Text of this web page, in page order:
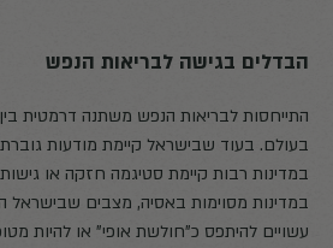
הבדלים בגישה לבריאות הנפש
התייחסות לבריאות הנפש משתנה דרמטית
בעולם. בעוד שבישראל קיימת מודעות
במדינות רבות קיימת סטיגמה חזקה או
במדינות מסוימות באסיה, מצבים שבישראל
עשויים להיתפס כ"חולשת אופי" או להיות